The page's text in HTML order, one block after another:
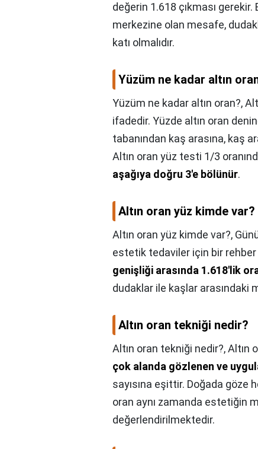
değerin 1.618 çıkması
merkezine olan mesafe,
katı olmalıdır.
Yüzüm ne kadar altın
Yüzüm ne kadar altın oran?,
ifadedir. Yüzde altın oran
tabanından kaş arasına, kaş
Altın oran yüz testi 1/3
aşağıya doğru 3'e bölünür.
Altın oran yüz kimde var?
Altın oran yüz kimde var?,
estetik tedaviler için bir
genişliği arasında 1.618'lik
dudaklar ile kaşlar arasındaki
Altın oran tekniği nedir?
Altın oran tekniği nedir?,Altın
çok alanda gözlenen ve
sayısına eşittir. Doğada göze
oran aynı zamanda estetiğin
değerlendirilmektedir.